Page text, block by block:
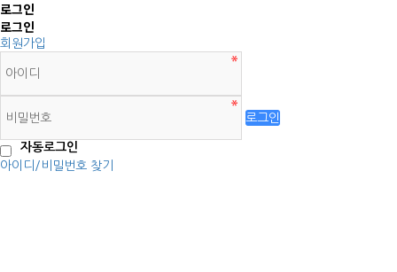
로그인
로그인
회원가입
로그인
자동로그인
아이디/비밀번호 찾기